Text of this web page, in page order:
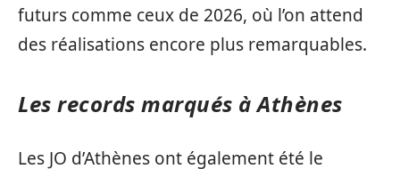
futurs comme ceux de 2026, où l’on attend
des réalisations encore plus remarquables.
Les records marqués à Athènes
Les JO d’Athènes ont également été le